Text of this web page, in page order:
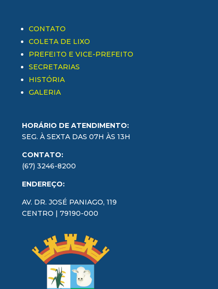
CONTATO
COLETA DE LIXO
PREFEITO E VICE-PREFEITO
SECRETARIAS
HISTÓRIA
GALERIA
HORÁRIO DE ATENDIMENTO:
SEG. À SEXTA DAS 07H ÀS 13H
CONTATO:
(67) 3246-8200
ENDEREÇO:
AV. DR. JOSÉ PANIAGO, 119
CENTRO | 79190-000